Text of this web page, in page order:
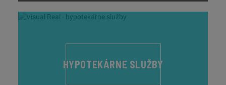
HYPOTEKÁRNE SLUŽBY